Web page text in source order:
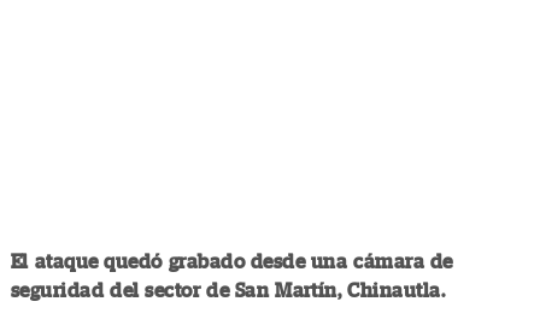
El ataque quedó grabado desde una cámara de
seguridad del sector de San Martín, Chinautla.